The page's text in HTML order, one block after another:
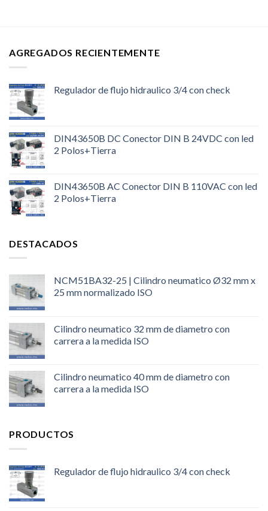
AGREGADOS RECIENTEMENTE
Regulador de flujo hidraulico 3/4 con check
DIN43650B DC Conector DIN B 24VDC con led
2 Polos+Tierra
DIN43650B AC Conector DIN B 110VAC con led
2 Polos+Tierra
DESTACADOS
NCM51BA32-25 | Cilindro neumatico Ø32 mm x
25 mm normalizado ISO
Cilindro neumatico 32 mm de diametro con
carrera a la medida ISO
Cilindro neumatico 40 mm de diametro con
carrera a la medida ISO
PRODUCTOS
Regulador de flujo hidraulico 3/4 con check